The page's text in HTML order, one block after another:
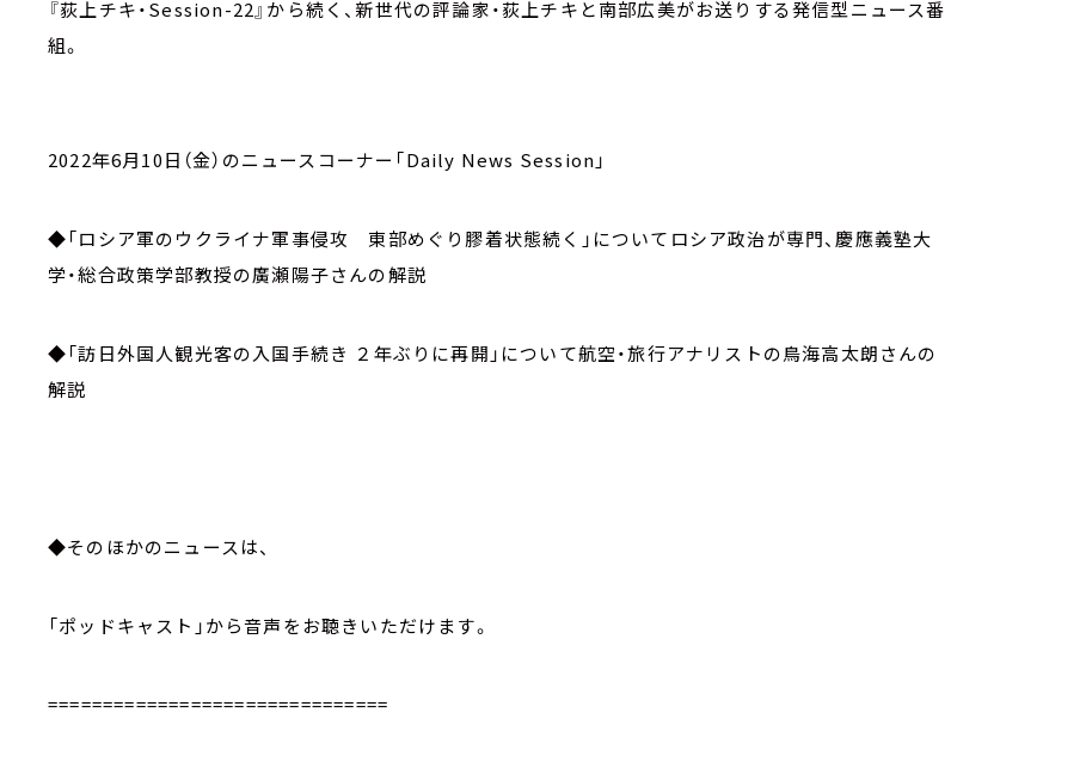
『荻上チキ・Session-22』から続く、新世代の評論家・荻上チキと南部広美がお送りする発信型ニュース番
組。
2022年6月10日（金）のニュースコーナー「Daily News Session」
◆「ロシア軍のウクライナ軍事侵攻 東部めぐり膠着状態続く」についてロシア政治が専門、慶應義塾大
学・総合政策学部教授の廣瀬陽子さんの解説
◆「訪日外国人観光客の入国手続き ２年ぶりに再開」について航空・旅行アナリストの鳥海高太朗さんの
解説
◆そのほかのニュースは、
「ポッドキャスト」から音声をお聴きいただけます。
===============================